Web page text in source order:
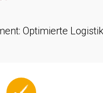
Optimierte